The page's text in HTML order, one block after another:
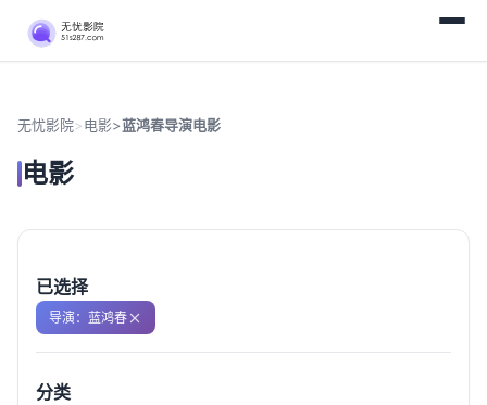
无忧影院>电影>蓝鸿春导演电影
电影
已选择
导演：蓝鸿春
分类